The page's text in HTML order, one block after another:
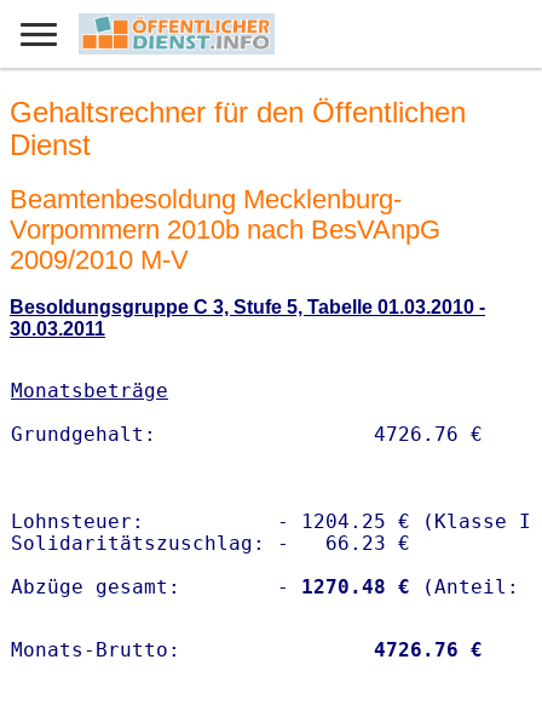
Gehaltsrechner für den Öffentlichen
Dienst
Beamtenbesoldung Mecklenburg-
Vorpommern 2010b nach BesVAnpG
2009/2010 M-V
Besoldungsgruppe C 3, Stufe 5, Tabelle 01.03.2010 -
30.03.2011
Monatsbeträge
Lohnsteuer:           - 1204.25 € (Klasse I)
Solidaritätszuschlag: -   66.23 €
Abzüge gesamt:        -
1270.48 €
Monats-Brutto: 4726.76 €